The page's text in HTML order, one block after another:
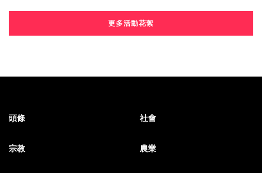
更多活動花絮
頭條 社會
宗教 農業